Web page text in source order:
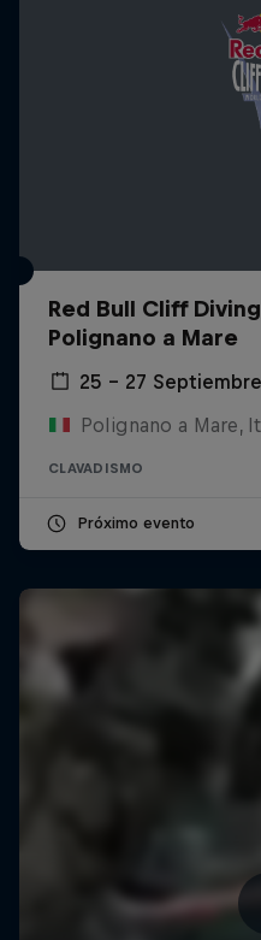
Red Bull Cliff
Polignano a Mare
25 – 27
Polignano a Mare,
CLAVADISMO
Próximo evento